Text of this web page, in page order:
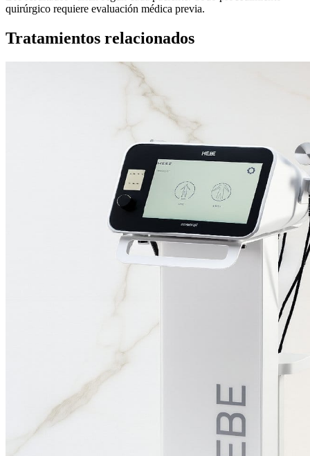
quirúrgico requiere evaluación médica previa.
Tratamientos relacionados